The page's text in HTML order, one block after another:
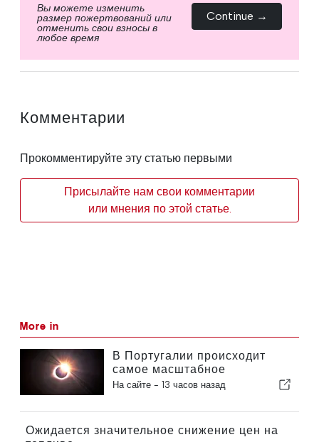
Вы можете изменить
размер пожертвований или
отменить свои взносы в
любое время
Continue →
Комментарии
Прокомментируйте эту статью первыми
Присылайте нам свои комментарии
или мнения по этой статье.
More in
В Португалии происходит
самое масштабное
солнечное затмение столетия
На сайте - 13 часов назад
Ожидается значительное снижение цен на